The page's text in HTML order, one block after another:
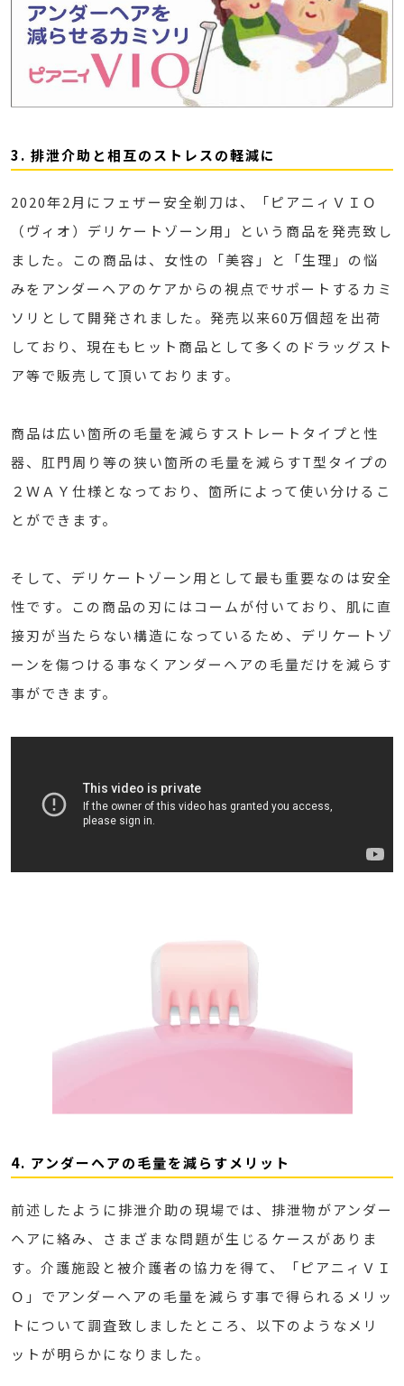
3. 排泄介助と相互のストレスの軽減に
2020年2月にフェザー安全剃刀は、「ピアニィＶＩＯ
（ヴィオ）デリケートゾーン用」という商品を発売致し
ました。この商品は、女性の「美容」と「生理」の悩
みをアンダーヘアのケアからの視点でサポートするカミ
ソリとして開発されました。発売以来60万個超を出荷
しており、現在もヒット商品として多くのドラッグスト
ア等で販売して頂いております。
商品は広い箇所の毛量を減らすストレートタイプと性
器、肛門周り等の狭い箇所の毛量を減らすT型タイプの
２ＷＡＹ仕様となっており、箇所によって使い分けるこ
とができます。
そして、デリケートゾーン用として最も重要なのは安全
性です。この商品の刃にはコームが付いており、肌に直
接刃が当たらない構造になっているため、デリケートゾ
ーンを傷つける事なくアンダーヘアの毛量だけを減らす
事ができます。
4. アンダーヘアの毛量を減らすメリット
前述したように排泄介助の現場では、排泄物がアンダー
ヘアに絡み、さまざまな問題が生じるケースがありま
す。介護施設と被介護者の協力を得て、「ピアニィＶＩ
Ｏ」でアンダーヘアの毛量を減らす事で得られるメリッ
トについて調査致しましたところ、以下のようなメリ
ットが明らかになりました。